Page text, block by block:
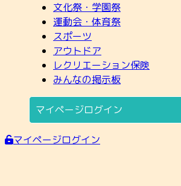
文化祭・学園祭
運動会・体育祭
スポーツ
アウトドア
レクリエーション保険
みんなの掲示板
マイページログイン
マイページログイン